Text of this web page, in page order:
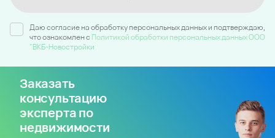
Даю согласие на обработку персональных данных и подтверждаю,
что ознакомлен c Политикой обработки персональных данных ООО
"ВКБ-Новостройки
Заказать
консультацию
эксперта по
недвижимости